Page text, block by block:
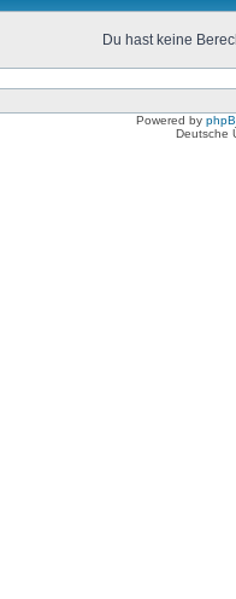
Du hast keine
Powered by
Deutsche